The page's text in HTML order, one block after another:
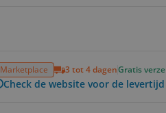
Marketplace 3 tot 4 dagenGratis
Check de website voor de